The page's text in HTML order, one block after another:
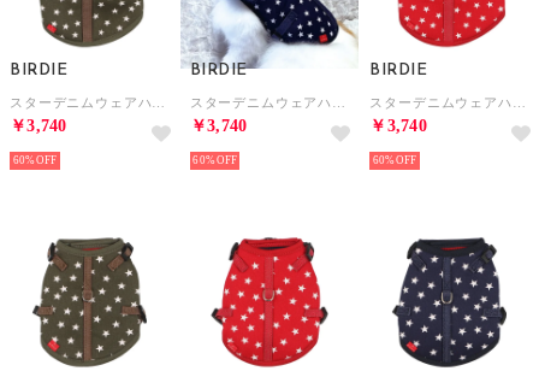
BIRDIE
￥3,740
60%
BIRDIE
￥3,740
60%
BIRDIE
￥3,740
60%